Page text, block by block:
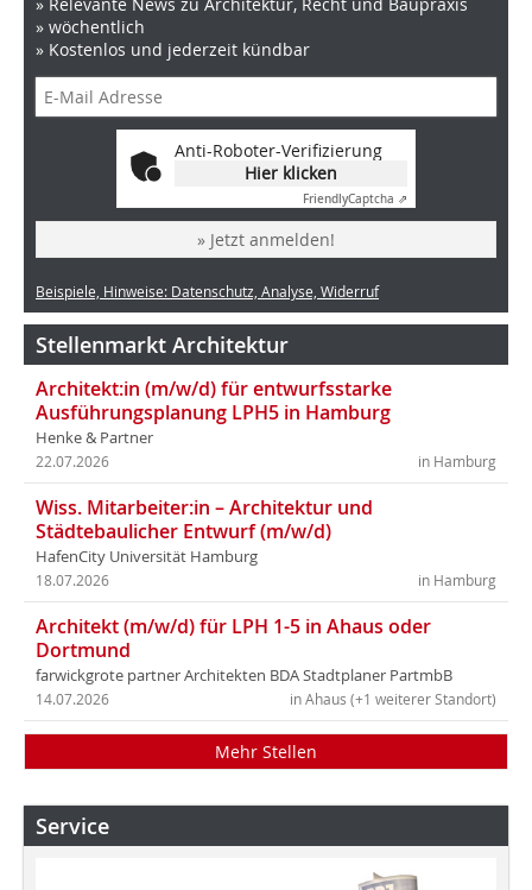
» Relevante News zu Architektur, Recht und Baupraxis
» wöchentlich
» Kostenlos und jederzeit kündbar
Anti-Roboter-Verifizierung
Hier klicken
FriendlyCaptcha ⇗
» Jetzt anmelden!
Beispiele, Hinweise: Datenschutz, Analyse, Widerruf
Stellenmarkt Architektur
Architekt:in (m/w/d) für entwurfsstarke
Ausführungsplanung LPH5 in Hamburg
Henke & Partner
in Hamburg
22.07.2026
Wiss. Mitarbeiter:in – Architektur und
Städtebaulicher Entwurf (m/w/d)
HafenCity Universität Hamburg
in Hamburg
18.07.2026
Architekt (m/w/d) für LPH 1-5 in Ahaus oder
Dortmund
farwickgrote partner Architekten BDA Stadtplaner PartmbB
in Ahaus (+1 weiterer Standort)
14.07.2026
Mehr Stellen
Service